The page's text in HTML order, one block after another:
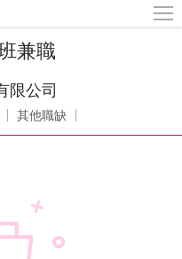
兼職
限公司
其他職缺